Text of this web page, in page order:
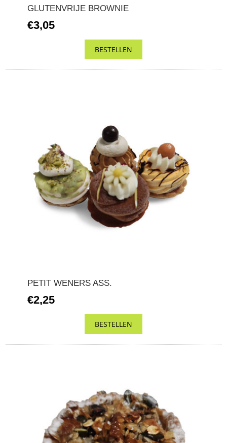
GLUTENVRIJE BROWNIE
€3,05
PETIT WENERS ASS.
€2,25